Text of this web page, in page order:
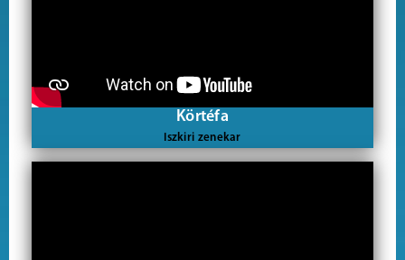
Körtéfa
Iszkiri zenekar